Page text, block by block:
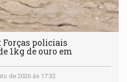
Forças policiais
1kg de ouro em
de 2026 às 17:32